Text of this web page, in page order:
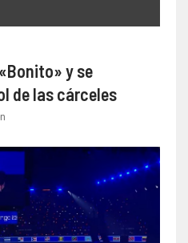
y se
de las cárceles